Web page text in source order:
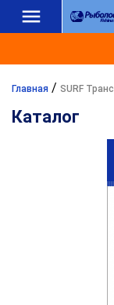
Главная / SURF
Каталог